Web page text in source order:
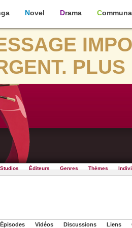
Novel Drama
Studios Éditeurs Genres Thèmes
Épisodes Vidéos Discussions Liens